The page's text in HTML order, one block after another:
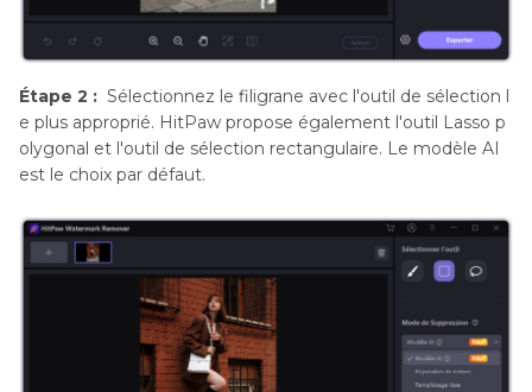
Étape 2 : Sélectionnez le filigrane avec l'outil de sélection l
e plus approprié. HitPaw propose également l'outil Lasso p
olygonal et l'outil de sélection rectangulaire. Le modèle AI
est le choix par défaut.